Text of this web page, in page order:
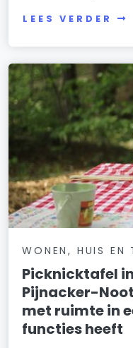
LEES VERDER
WONEN, HUIS EN
Picknicktafel
Pijnacker-
met ruimte in
functies heeft